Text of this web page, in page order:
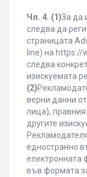
Чл. 4. (1)За да
следва да
страницата
line) на https://
следва
изискуемата
(2)
верни данни
лица),
другите
едностранно
електронната
във формата